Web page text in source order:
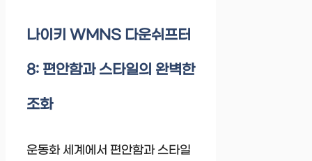
나이키 WMNS 다운쉬프터
8: 편안함과 스타일의 완벽한
조화
운동화 세계에서 편안함과 스타일